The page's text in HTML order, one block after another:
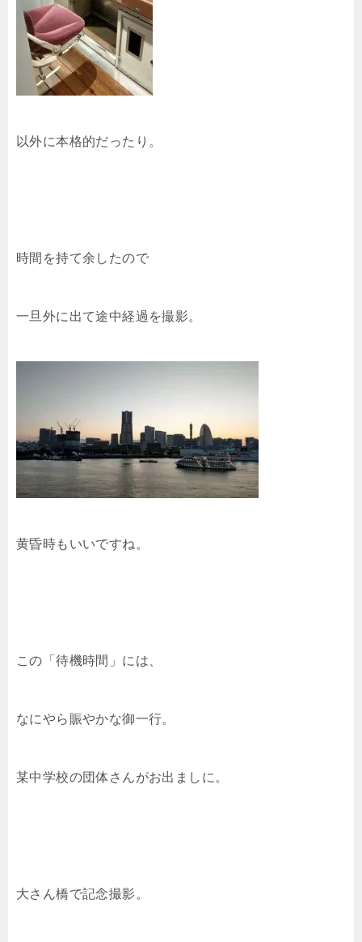
以外に本格的だったり。
時間を持て余したので
一旦外に出て途中経過を撮影。
黄昏時もいいですね。
この「待機時間」には、
なにやら賑やかな御一行。
某中学校の団体さんがお出ましに。
大さん橋で記念撮影。